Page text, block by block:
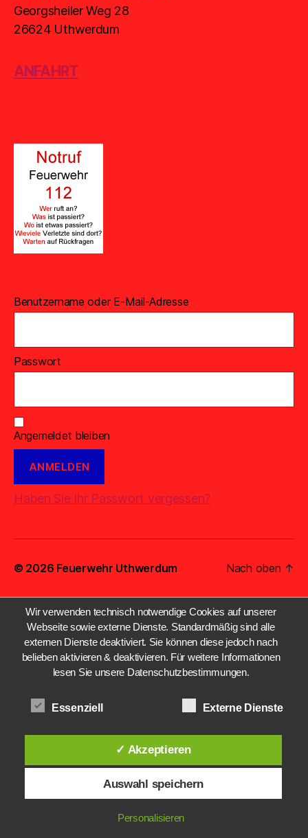
Georgsheiler Weg 28
26624 Uthwerdum
ANFAHRT
Benutzername oder E-Mail-Adresse
Passwort
Angemeldet bleiben
Haben Sie Ihr Passwort vergessen?
© 2026 Feuerwehr Uthwerdum Nach oben ↑
Wir verwenden technisch notwendige Cookies auf unserer
Webseite sowie externe Dienste. Standardmäßig sind alle
externen Dienste deaktiviert. Sie können diese jedoch nach
belieben aktivieren & deaktivieren. Für weitere Informationen
lesen Sie unsere Datenschutzbestimmungen.
Essenziell Externe Dienste
✓ Akzeptieren
Auswahl speichern
Personalisieren